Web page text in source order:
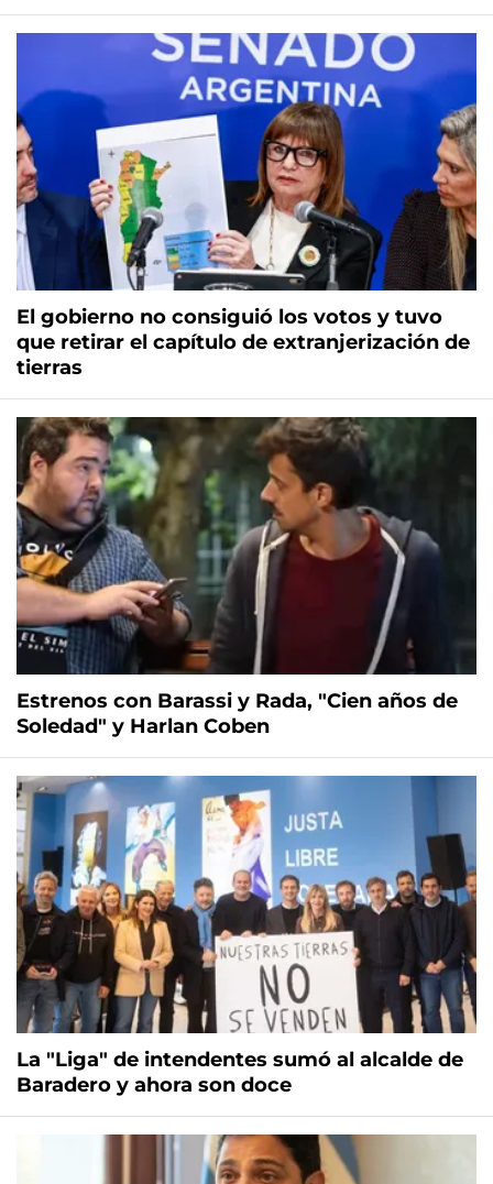
El gobierno no consiguió los votos y tuvo
que retirar el capítulo de extranjerización de
tierras
Estrenos con Barassi y Rada, "Cien años de
Soledad" y Harlan Coben
La "Liga" de intendentes sumó al alcalde de
Baradero y ahora son doce